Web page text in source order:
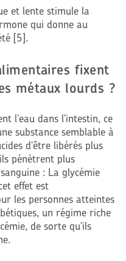
et lente stimule la
qui donne au
[5].
fixent
métaux lourds ?
l'eau dans l'intestin, ce
substance semblable à
d'être libérés plus
pénètrent plus
: La glycémie
effet est
les personnes atteintes
un régime riche
de sorte qu'ils